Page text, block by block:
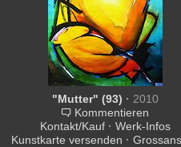
"Mutter" (93) · 2010
Kommentieren
Kontakt/Kauf · Werk-Infos
Kunstkarte versenden ·